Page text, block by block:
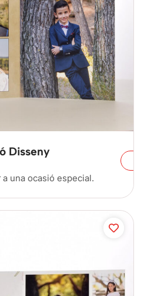
Disseny
una ocasió especial.